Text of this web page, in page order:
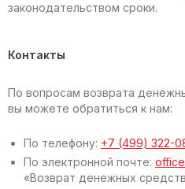
законодательством сроки.
Контакты
По вопросам возврата
вы можете обратиться к нам:
По телефону: +7 (499) 322-
По электронной почте:
«Возврат денежных